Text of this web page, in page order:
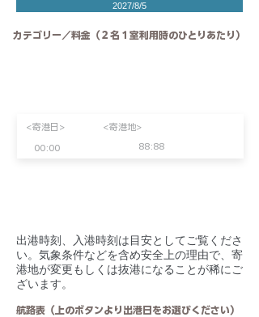
<寄港日>
00:00 88:88
<寄港地>
2027/8/5
カテゴリー／料金（２名１室利用時のひとりあたり）
​出港時刻、入港時刻は目安としてご覧くださ
い。気象条件などを含め安全上の理由で、寄
港地が変更もしくは抜港になることが稀にご
ざいます。
航路表（上のボタンより出港日をお選びください）